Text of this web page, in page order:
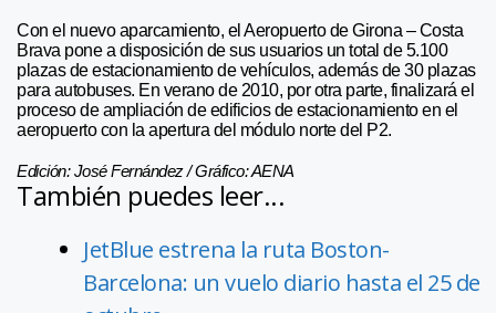
Con el nuevo aparcamiento, el Aeropuerto de Girona – Costa
Brava pone a disposición de sus usuarios un total de 5.100
plazas de estacionamiento de vehículos, además de 30 plazas
para autobuses. En verano de 2010, por otra parte, finalizará el
proceso de ampliación de edificios de estacionamiento en el
aeropuerto con la apertura del módulo norte del P2.
Edición: José Fernández / Gráfico: AENA
También puedes leer...
JetBlue estrena la ruta Boston-
Barcelona: un vuelo diario hasta el 25 de